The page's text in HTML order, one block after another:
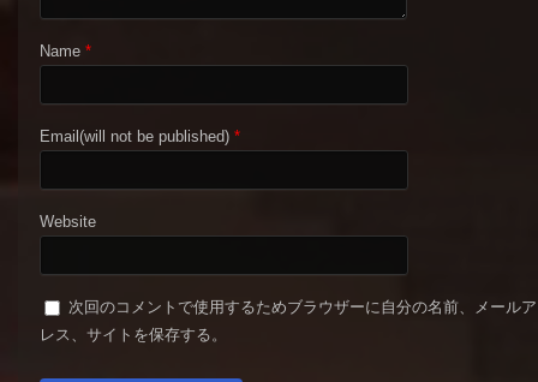
Name *
Email(will not be published) *
Website
次回のコメントで使用するためブラウザーに自分の名前、メール
レス、サイトを保存する。